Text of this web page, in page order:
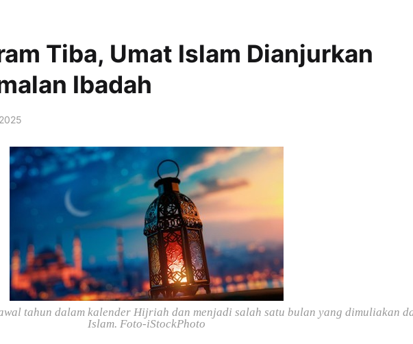
Tiba, Umat Islam Dianjurkan
Ibadah
tahun dalam kalender Hijriah dan menjadi salah satu bulan yang dimuliakan
Islam. Foto-iStockPhoto